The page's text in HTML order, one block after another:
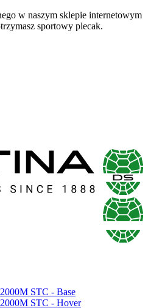
w naszym sklepie internetowym
sportowy plecak.